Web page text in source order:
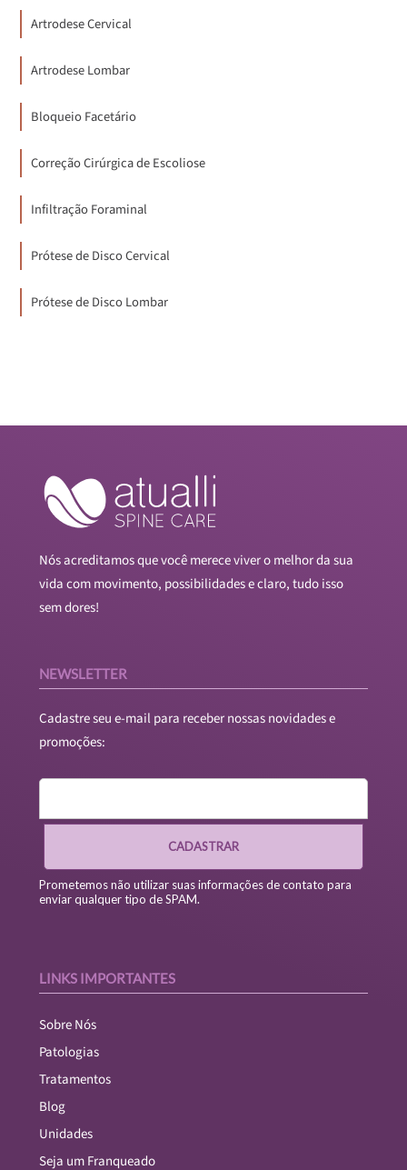
Artrodese Cervical
Artrodese Lombar
Bloqueio Facetário
Correção Cirúrgica de Escoliose
Infiltração Foraminal
Prótese de Disco Cervical
Prótese de Disco Lombar
Nós acreditamos que você merece viver o melhor da sua
vida com movimento, possibilidades e claro, tudo isso
sem dores!
NEWSLETTER
Cadastre seu e-mail para receber nossas novidades e
promoções:
CADASTRAR
Prometemos não utilizar suas informações de contato para
enviar qualquer tipo de SPAM.
LINKS IMPORTANTES
Sobre Nós
Patologias
Tratamentos
Blog
Unidades
Seja um Franqueado